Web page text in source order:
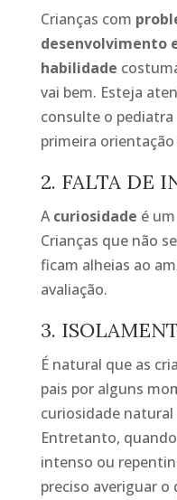
Crianças com
desenvolvimento
habilidade
vai bem. Esteja
consulte o pediatra
primeira
2. FALTA DE
Acuriosidade é
Crianças que não
ficam alheias ao
avaliação.
3.
É natural que as
pais por alguns
curiosidade
Entretanto,
intenso ou
preciso averiguar